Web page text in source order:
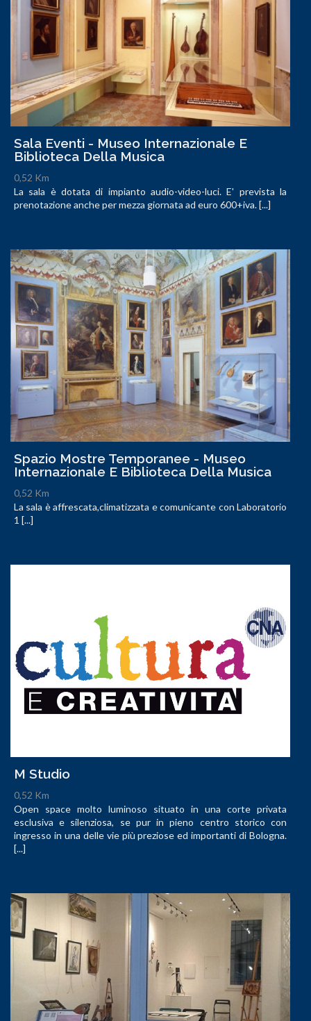
Sala Eventi - Museo Internazionale E
Biblioteca Della Musica
0,52 Km
La sala è dotata di impianto audio-video-luci. E' prevista la
prenotazione anche per mezza giornata ad euro 600+iva. [...]
Spazio Mostre Temporanee - Museo
Internazionale E Biblioteca Della Musica
0,52 Km
La sala è affrescata,climatizzata e comunicante con Laboratorio
1 [...]
M Studio
0,52 Km
Open space molto luminoso situato in una corte privata
esclusiva e silenziosa, se pur in pieno centro storico con
ingresso in una delle vie più preziose ed importanti di Bologna.
[...]